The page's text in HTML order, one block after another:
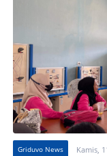
Griduvo News Kamis,